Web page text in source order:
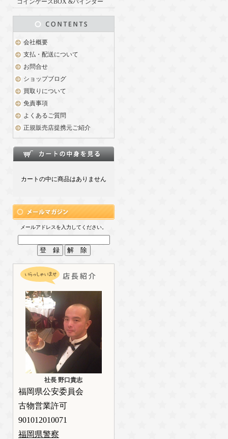
コインケースBOX &バインダー
会社概要
支払・配送について
お問合せ
ショップブログ
買取りについて
免責事項
よくあるご質問
正規販売店提携元ご紹介
カートの中に商品はありません
メールアドレスを入力してください。
社長 野口貴志
福岡県公安委員会
古物営業許可
901012010071
福岡県警察